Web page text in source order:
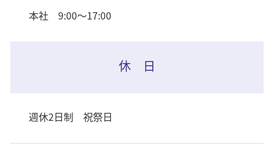
本社 9:00〜17:00
休 日
週休2日制 祝祭日